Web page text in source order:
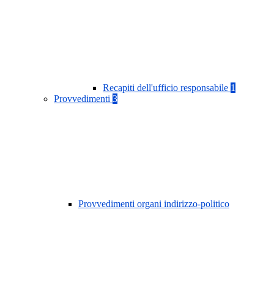
Recapiti dell'ufficio responsabile 1
Provvedimenti 3
Provvedimenti organi indirizzo-politico